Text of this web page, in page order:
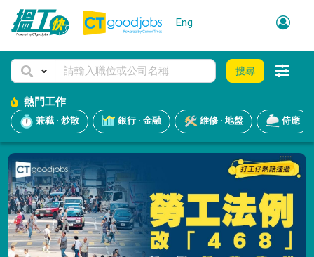
Eng
搜尋
熱門工作
兼職 · 炒散 銀行 · 金融 維修 · 地盤 侍應